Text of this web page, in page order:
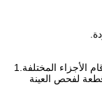
نعم ، لدينا موك للإنتاج بالجملة ، يعتمد ذلك على أرقام الأجزاء المختلفة.1
قطعة عينة من أجل متاح.موك منخفضة ، 1 قطعة لفحص العينة